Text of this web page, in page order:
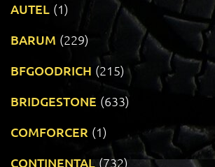
AUTEL (1)
BARUM (229)
BFGOODRICH (215)
BRIDGESTONE (633)
COMFORCER (1)
CONTINENTAL (732)